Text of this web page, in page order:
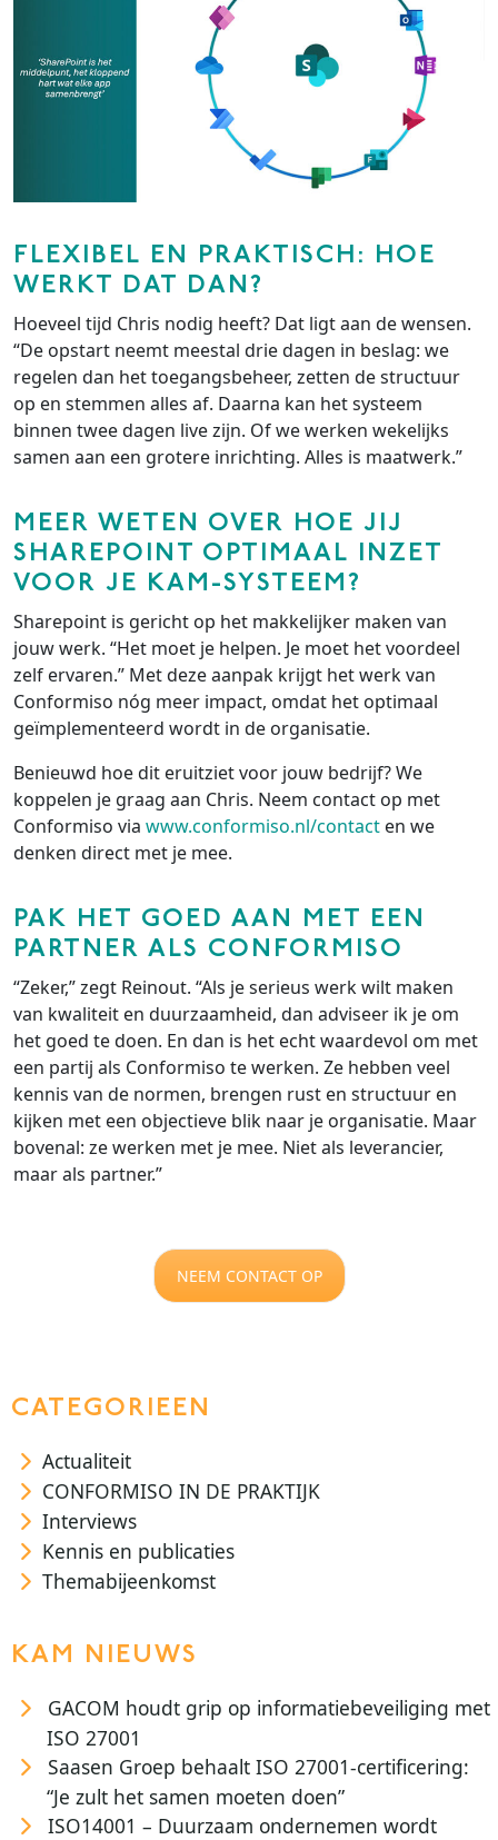
FLEXIBEL EN PRAKTISCH: HOE
WERKT DAT DAN?
Hoeveel tijd Chris nodig heeft? Dat ligt aan de wensen.
“De opstart neemt meestal drie dagen in beslag: we
regelen dan het toegangsbeheer, zetten de structuur
op en stemmen alles af. Daarna kan het systeem
binnen twee dagen live zijn. Of we werken wekelijks
samen aan een grotere inrichting. Alles is maatwerk.”
MEER WETEN OVER HOE JIJ
SHAREPOINT OPTIMAAL INZET
VOOR JE KAM-SYSTEEM?
Sharepoint is gericht op het makkelijker maken van
jouw werk. “Het moet je helpen. Je moet het voordeel
zelf ervaren.” Met deze aanpak krijgt het werk van
Conformiso nóg meer impact, omdat het optimaal
geïmplementeerd wordt in de organisatie.
Benieuwd hoe dit eruitziet voor jouw bedrijf? We
koppelen je graag aan Chris. Neem contact op met
Conformiso via www.conformiso.nl/contact en we
denken direct met je mee.
PAK HET GOED AAN MET EEN
PARTNER ALS CONFORMISO
“Zeker,” zegt Reinout. “Als je serieus werk wilt maken
van kwaliteit en duurzaamheid, dan adviseer ik je om
het goed te doen. En dan is het echt waardevol om met
een partij als Conformiso te werken. Ze hebben veel
kennis van de normen, brengen rust en structuur en
kijken met een objectieve blik naar je organisatie. Maar
bovenal: ze werken met je mee. Niet als leverancier,
maar als partner.”
NEEM CONTACT OP
CATEGORIEEN
Actualiteit
CONFORMISO IN DE PRAKTIJK
Interviews
Kennis en publicaties
Themabijeenkomst
KAM NIEUWS
GACOM houdt grip op informatiebeveiliging met
ISO 27001
Saasen Groep behaalt ISO 27001-certificering:
“Je zult het samen moeten doen”
ISO14001 – Duurzaam ondernemen wordt